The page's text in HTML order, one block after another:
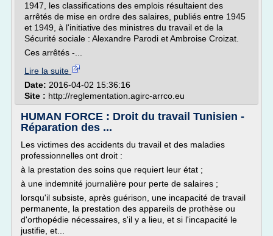
1947, les classifications des emplois résultaient des
arrêtés de mise en ordre des salaires, publiés entre 1945
et 1949, à l'initiative des ministres du travail et de la
Sécurité sociale : Alexandre Parodi et Ambroise Croizat.
Ces arrêtés -...
Lire la suite
Date: 2016-04-02 15:36:16
Site : http://reglementation.agirc-arrco.eu
HUMAN FORCE : Droit du travail Tunisien -
Réparation des ...
Les victimes des accidents du travail et des maladies
professionnelles ont droit :
à la prestation des soins que requiert leur état ;
à une indemnité journalière pour perte de salaires ;
lorsqu'il subsiste, après guérison, une incapacité de travail
permanente, la prestation des appareils de prothèse ou
d'orthopédie nécessaires, s'il y a lieu, et si l'incapacité le
justifie, et...